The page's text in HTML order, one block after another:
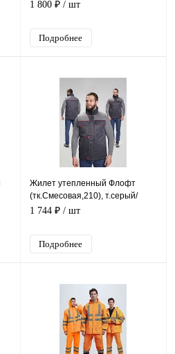
1 800 ₽ / шт
Подробнее
Жилет утепленный Флофт
(тк.Смесовая,210), т.серый/
серый
1 744 ₽ / шт
Подробнее